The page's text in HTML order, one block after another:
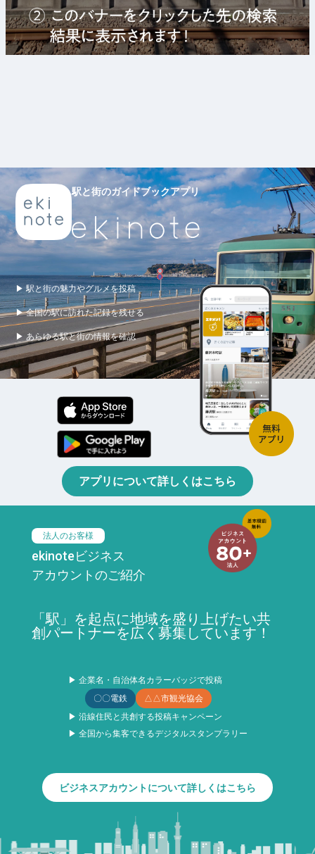
駅と街のガイドブックアプリ
▶ 駅と街の魅力やグルメを投稿
▶ 全国の駅に訪れた記録を残せる
▶ あらゆる駅と街の情報を確認
アプリについて詳しくはこちら
法人のお客様
ekinoteビジネス
アカウントのご紹介
「駅」を起点に地域を盛り上げたい共
創パートナーを広く募集しています！
▶ 企業名・自治体名カラーバッジで投稿
〇〇電鉄
△△市観光協会
▶ 沿線住民と共創する投稿キャンペーン
▶ 全国から集客できるデジタルスタンプラリー
ビジネスアカウントについて詳しくはこちら